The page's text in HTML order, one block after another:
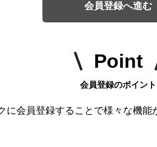
会員登録へ進む
Point
会員登録のポイント
に会員登録することで様々な機能